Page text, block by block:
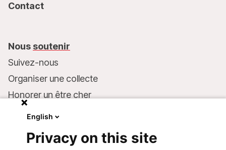
Contact
Nous soutenir
Suivez-nous
Organiser une collecte
Honorer un être cher
Inscrire MSF dans votre testament
Faire un don
English
Privacy on this site